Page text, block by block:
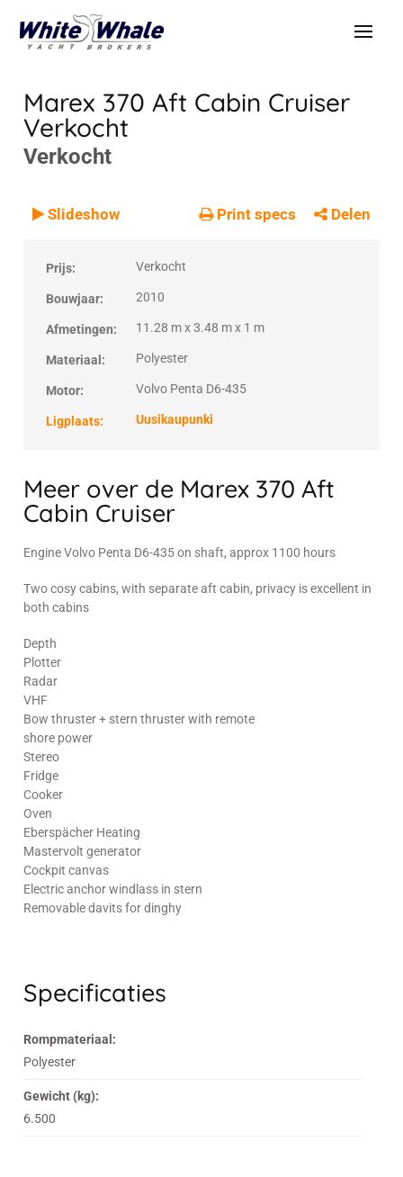
Marex 370 Aft Cabin Cruiser
Verkocht
Verkocht
VERKOCHT
Verkocht
Slideshow Print specs Delen
Prijs: Verkocht
Bouwjaar: 2010
Afmetingen: 11.28 m x 3.48 m x 1 m
Materiaal: Polyester
Motor: Volvo Penta D6-435
Ligplaats: Uusikaupunki
Meer over de Marex 370 Aft
Cabin Cruiser
Engine Volvo Penta D6-435 on shaft, approx 1100 hours
Two cosy cabins, with separate aft cabin, privacy is excellent in
both cabins
Depth
Plotter
Radar
VHF
Bow thruster + stern thruster with remote
shore power
Stereo
Fridge
Cooker
Oven
Eberspächer Heating
Mastervolt generator
Cockpit canvas
Electric anchor windlass in stern
Removable davits for dinghy
Specificaties
Rompmateriaal:
Polyester
Gewicht (kg):
6.500